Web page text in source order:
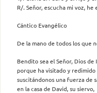
R/. Señor, escucha mi voz,
Cántico Evangélico
De la mano de todos los que
Bendito sea el Señor, Dios de
porque ha visitado y redimido
suscitándonos una fuerza de
en la casa de David, su siervo,